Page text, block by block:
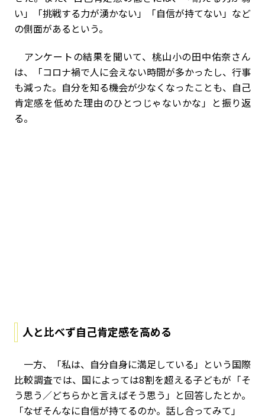
い」「挑戦する力が湧かない」「自信が持てない」など
の側面があるという。
アンケートの結果を聞いて、桃山小の田中佑奈さん
は、「コロナ禍で人に会えない時間が多かったし、行事
も減った。自分を知る機会が少なくなったことも、自己
肯定感を低めた理由のひとつじゃないかな」と振り返
る。
人と比べず自己肯定感を高める
一方、「私は、自分自身に満足している」という国際
比較調査では、国によっては8割を超える子どもが「そ
う思う／どちらかと言えばそう思う」と回答したとか。
「なぜそんなに自信が持てるのか。話し合ってみて」